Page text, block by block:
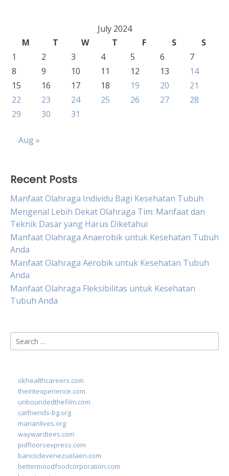
July 2024
M
T W T F S
S
1
2 3 4 5 6
7
8
9 10 11 12 13
14
15
16 17 18 19 20
21
22
23 24 25 26 27
28
29
30 31
Aug »
Recent Posts
Manfaat Olahraga Individu Bagi Kesehatan Tubuh
Mengenal Lebih Dekat Olahraga Tim: Manfaat dan
Teknik Dasar yang Harus Diketahui
Manfaat Olahraga Anaerobik untuk Kesehatan Tubuh
Anda
Manfaat Olahraga Aerobik untuk Kesehatan Tubuh
Anda
Manfaat Olahraga Fleksibilitas untuk Kesehatan
Tubuh Anda
Search
for:
okhealthcareers.com
theintexperience.com
unboundedthefilm.com
catfriends-bg.org
marianlives.org
waywardtees.com
pidfloorsexpress.com
bancodevenezuelaen.com
bettermoodfoodcorporation.com